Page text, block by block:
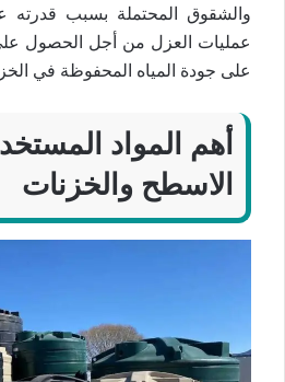
والشقوق المحتملة بسبب قدرته
عمليات العزل من أجل الحصول
على جودة المياه المحفوظة في
أهم المواد
الاسطح والخزنات